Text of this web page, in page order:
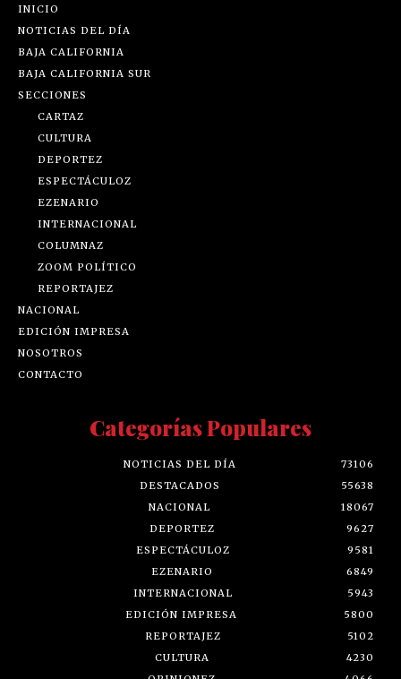
INICIO
NOTICIAS DEL DÍA
BAJA CALIFORNIA
BAJA CALIFORNIA SUR
SECCIONES
CARTAZ
CULTURA
DEPORTEZ
ESPECTÁCULOZ
EZENARIO
INTERNACIONAL
COLUMNAZ
ZOOM POLÍTICO
REPORTAJEZ
NACIONAL
EDICIÓN IMPRESA
NOSOTROS
CONTACTO
Categorías Populares
NOTICIAS DEL DÍA
73106
DESTACADOS
55638
NACIONAL
18067
DEPORTEZ
9627
ESPECTÁCULOZ
9581
EZENARIO
6849
INTERNACIONAL
5943
EDICIÓN IMPRESA
5800
REPORTAJEZ
5102
CULTURA
4230